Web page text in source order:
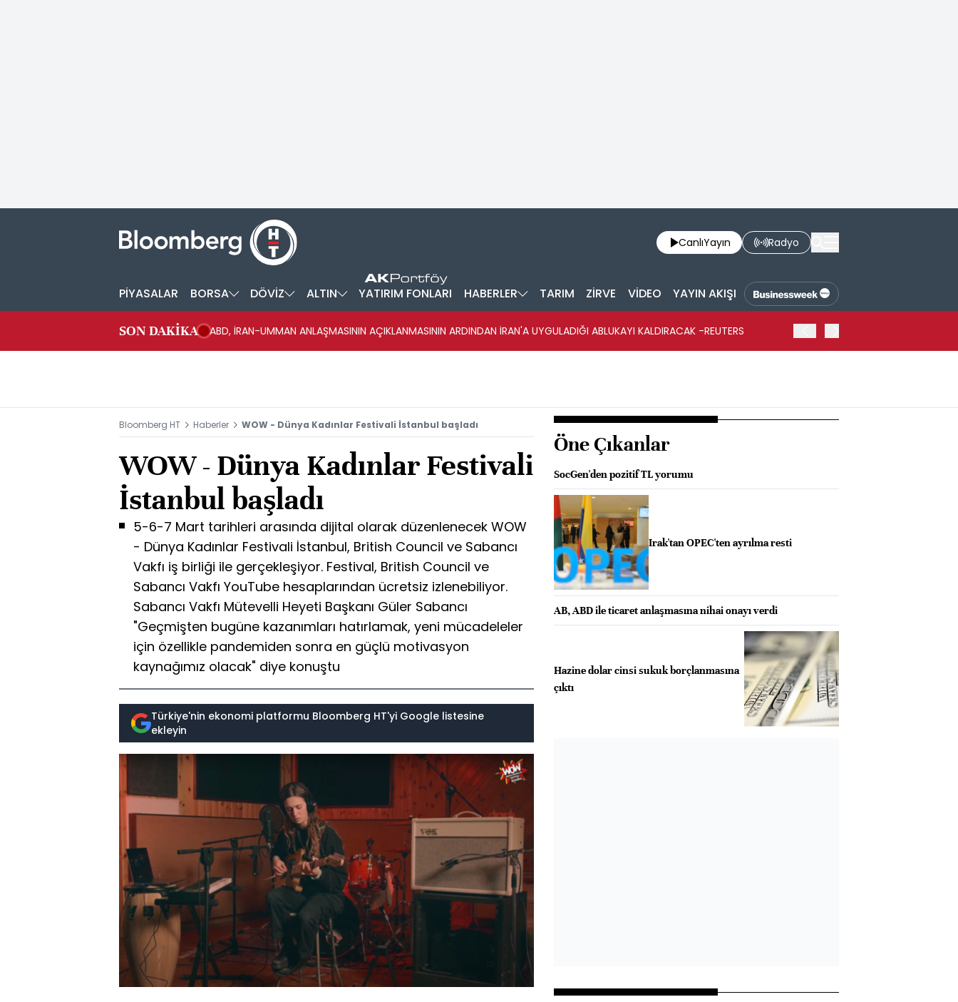
CanlıYayın Radyo
PİYASALAR BORSA DÖVİZ ALTIN YATIRIM FONLARI HABERLER TARIM ZİRVE VİDEO YAYIN AKIŞI
SON DAKİKA ABD, İRAN-UMMAN ANLAŞMASININ AÇIKLANMASININ ARDINDAN İRAN'A UYGULADIĞI ABLUKAYI KALDIRACAK -REUTERS
Bloomberg HT Haberler WOW - Dünya Kadınlar Festivali İstanbul başladı
WOW - Dünya Kadınlar Festivali
İstanbul başladı
5-6-7 Mart tarihleri arasında dijital olarak düzenlenecek WOW
- Dünya Kadınlar Festivali İstanbul, British Council ve Sabancı
Vakfı iş birliği ile gerçekleşiyor. Festival, British Council ve
Sabancı Vakfı YouTube hesaplarından ücretsiz izlenebiliyor.
Sabancı Vakfı Mütevelli Heyeti Başkanı Güler Sabancı
"Geçmişten bugüne kazanımları hatırlamak, yeni mücadeleler
için özellikle pandemiden sonra en güçlü motivasyon
kaynağımız olacak" diye konuştu
Türkiye'nin ekonomi platformu Bloomberg HT'yi Google listesine
ekleyin
Öne Çıkanlar
SocGen'den pozitif TL yorumu
Irak'tan OPEC'ten ayrılma resti
AB, ABD ile ticaret anlaşmasına nihai onayı verdi
Hazine dolar cinsi sukuk borçlanmasına
çıktı